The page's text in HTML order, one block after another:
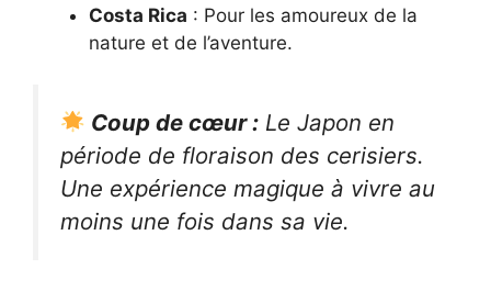
Costa Rica : Pour les amoureux de la
nature et de l’aventure.
Coup de cœur : Le Japon en
période de floraison des cerisiers.
Une expérience magique à vivre au
moins une fois dans sa vie.